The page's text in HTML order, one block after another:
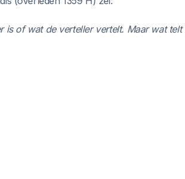
is of wat de verteller vertelt. Maar wat